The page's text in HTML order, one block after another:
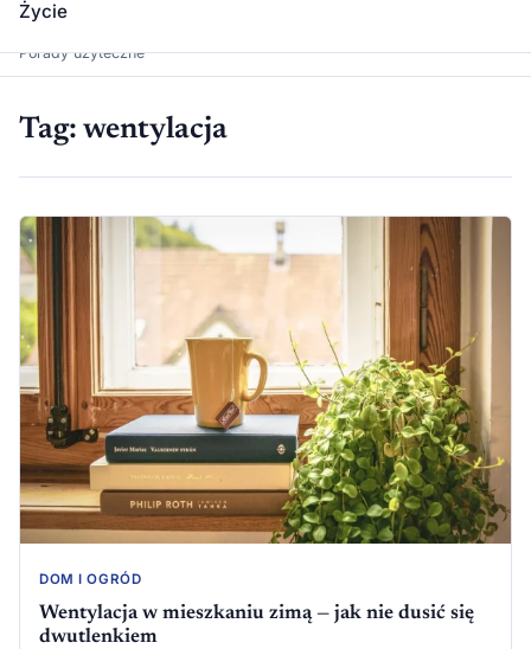
Dawka Wiedzy
Porady użyteczne
Życie
Tag: wentylacja
DOM I OGRÓD
Wentylacja w mieszkaniu zimą — jak nie dusić się
dwutlenkiem